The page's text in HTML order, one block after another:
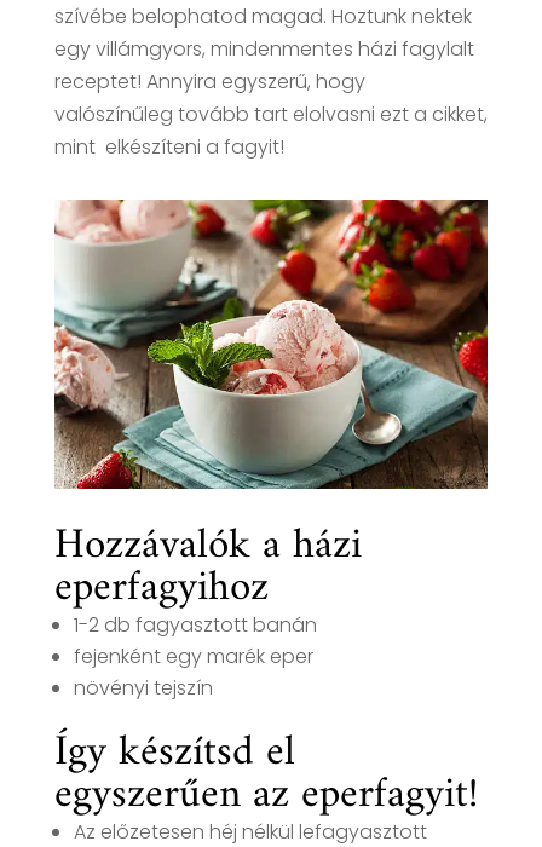
szívébe belophatod magad. Hoztunk nektek
egy villámgyors, mindenmentes házi fagylalt
receptet! Annyira egyszerű, hogy
valószínűleg tovább tart elolvasni ezt a cikket,
mint elkészíteni a fagyit!
Hozzávalók a házi
eperfagyihoz
1-2 db fagyasztott banán
fejenként egy marék eper
növényi tejszín
Így készítsd el
egyszerűen az eperfagyit!
Az előzetesen héj nélkül lefagyasztott